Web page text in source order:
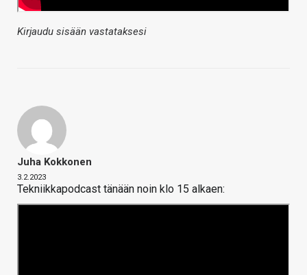
Kirjaudu sisään vastataksesi
Juha Kokkonen
3.2.2023
Tekniikkapodcast tänään noin klo 15 alkaen: